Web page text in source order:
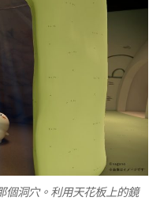
洞穴。利用天花板上的鏡